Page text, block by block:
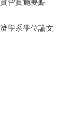
習實施要點
學系學位論文